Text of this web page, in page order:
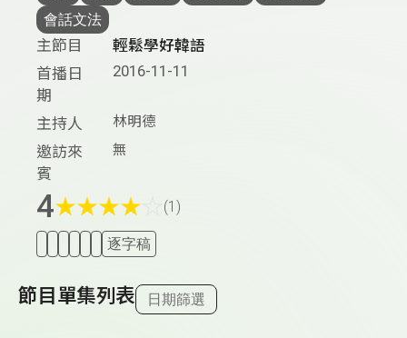
會話文法
主節目
輕鬆學好韓語
首播日
期
2016-11-11
主持人 林明德
邀訪來
賓
無
4★★★★ (1)
逐字稿
節目單集列表 日期篩選